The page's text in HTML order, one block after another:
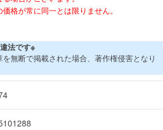
格が常に同一とは限りません。
法です※
無断で掲載された場合、著作権侵害となり